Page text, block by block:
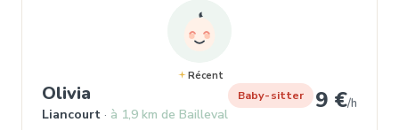
Récent
Olivia , Garde d'enfant à Liancourt
Liancourt à 1,9 km de Bailleval
Baby-sitter 9 €/h